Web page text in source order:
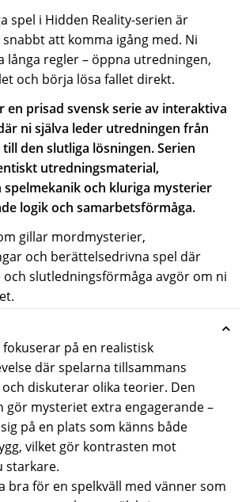
spel i Hidden Reality-serien är
att komma igång med. Ni
långa regler – öppna utredningen,
och börja lösa fallet direkt.
en prisad svensk serie av interaktiva
ni själva leder utredningen från
den slutliga lösningen. Serien
utredningsmaterial,
och kluriga mysterier
logik och samarbetsförmåga.
gillar mordmysterier,
och berättelsedrivna spel där
och slutledningsförmåga avgör om ni
på en realistisk
där spelarna tillsammans
diskuterar olika teorier. Den
gör mysteriet extra engagerande –
på en plats som känns både
vilket gör kontrasten mot
starkare.
bra för en spelkväll med vänner som